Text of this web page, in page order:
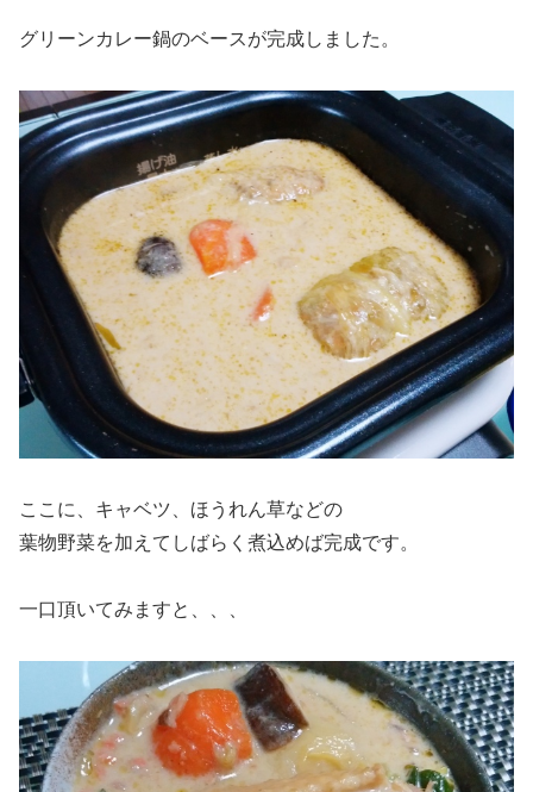
グリーンカレー鍋のベースが完成しました。
ここに、キャベツ、ほうれん草などの
葉物野菜を加えてしばらく煮込めば完成です。
一口頂いてみますと、、、